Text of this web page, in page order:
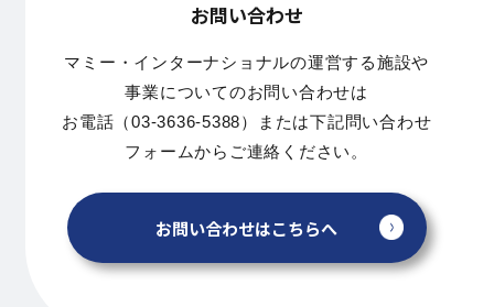
お問い合わせ
マミー・インターナショナルの運営する施設や
事業についてのお問い合わせは
お電話（03-3636-5388）または下記問い合わせ
フォームからご連絡ください。
お問い合わせはこちらへ